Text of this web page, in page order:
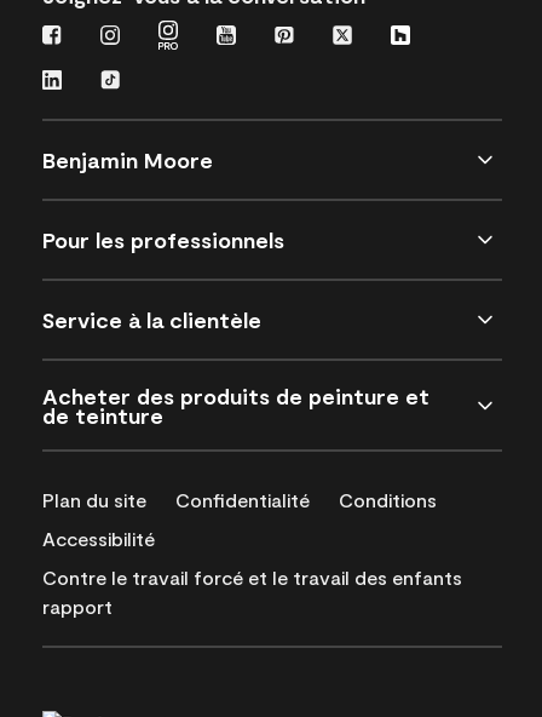
Benjamin Moore
Pour les professionnels
Service à la clientèle
Acheter des produits de peinture et
de teinture
Plan du site Confidentialité
Conditions
Accessibilité
Contre le travail forcé et le travail des enfants
rapport